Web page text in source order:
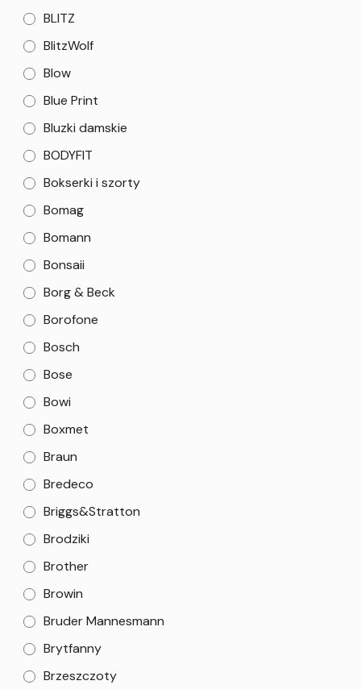
BLITZ
BlitzWolf
Blow
Blue Print
Bluzki damskie
BODYFIT
Bokserki i szorty
Bomag
Bomann
Bonsaii
Borg & Beck
Borofone
Bosch
Bose
Bowi
Boxmet
Braun
Bredeco
Briggs&Stratton
Brodziki
Brother
Browin
Bruder Mannesmann
Brytfanny
Brzeszczoty